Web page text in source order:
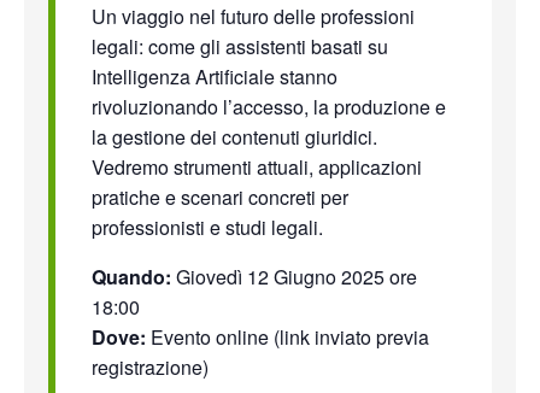
Un viaggio nel futuro delle professioni
legali: come gli assistenti basati su
Intelligenza Artificiale stanno
rivoluzionando l’accesso, la produzione e
la gestione dei contenuti giuridici.
Vedremo strumenti attuali, applicazioni
pratiche e scenari concreti per
professionisti e studi legali.
Quando: Giovedì 12 Giugno 2025 ore
18:00
Dove: Evento online (link inviato previa
registrazione)